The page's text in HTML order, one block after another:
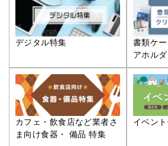
デジタル特集
書類ケ
アホル
カフェ・飲食店など業者さ
ま向け食器・ 備品 特集
イベン